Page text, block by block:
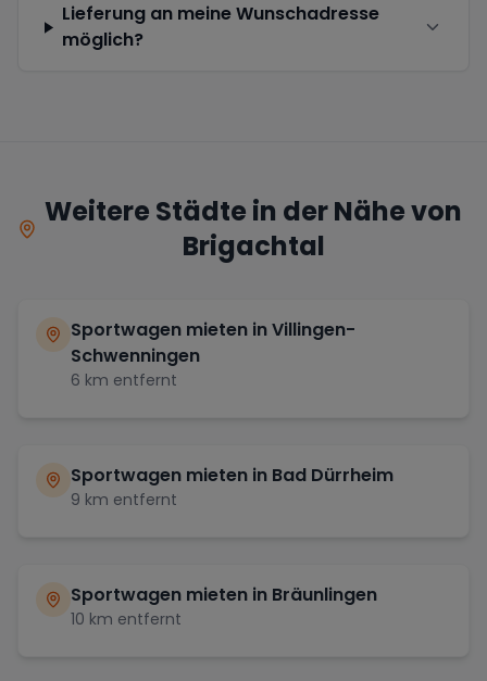
Lieferung an meine Wunschadresse
möglich?
Weitere Städte in der Nähe von
Brigachtal
Sportwagen mieten inVillingen-
Schwenningen
6 km entfernt
Sportwagen mieten in Bad Dürrheim
9 km entfernt
Sportwagen mieten in Bräunlingen
10 km entfernt